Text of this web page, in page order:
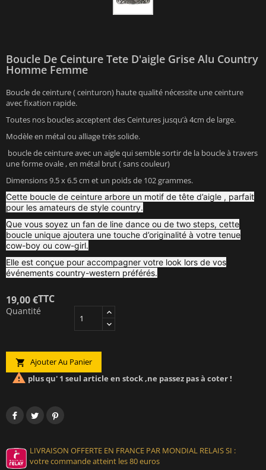
Boucle De Ceinture Tete D'aigle Grise Alu Country
Homme Femme
Boucle de ceinture ( ceinturon) haute qualité nécessite une ceinture
avec fixation rapide.
Toutes nos boucles acceptent des Ceintures jusqu’à 4cm de large.
Modèle en métal ou alliage très solide.
boucle de ceinture avec un aigle qui semble sortir de la boucle à travers
une forme ovale , en métal brut ( sans couleur)
Dimensions 9.5 x 6.5 cm et un poids de 102 grammes.
Cette boucle de ceinture arbore un motif de tête d’aigle , parfait
pour les amateurs de style country.
Que vous soyez un fan de line dance ou de two steps, cette
boucle unique ajoutera une touche d’originalité à votre tenue
cow-boy ou cow-girl.
Elle est conçue pour accompagner votre look lors de vos
événements country-western préférés.
19,00 €TTC
Quantité
 Ajouter Au Panier
 plus qu' 1 seul article en stock ,ne passez pas à coter !
LIVRAISON OFFERTE EN FRANCE PAR MONDIAL RELAIS SI :
votre commande atteint les 80 euros